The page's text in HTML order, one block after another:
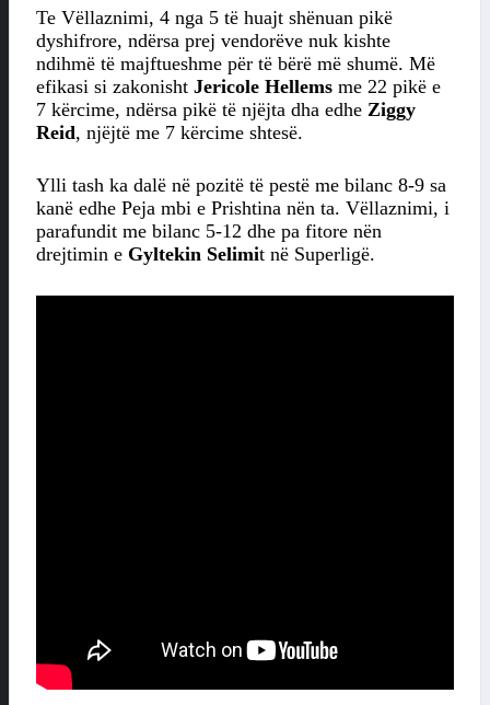
Te Vëllaznimi, 4 nga 5 të huajt shënuan pikë
dyshifrore, ndërsa prej vendorëve nuk kishte
ndihmë të majftueshme për të bërë më shumë. Më
efikasi si zakonisht Jericole Hellems me 22 pikë e
7 kërcime, ndërsa pikë të njëjta dha edhe Ziggy
Reid, njëjtë me 7 kërcime shtesë.
Ylli tash ka dalë në pozitë të pestë me bilanc 8-9 sa
kanë edhe Peja mbi e Prishtina nën ta. Vëllaznimi, i
parafundit me bilanc 5-12 dhe pa fitore nën
drejtimin e Gyltekin Selimit në Superligë.